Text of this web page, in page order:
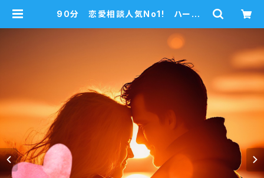
90分 恋愛相談人気No1! ハートト
いの人とお話できる | mariablue